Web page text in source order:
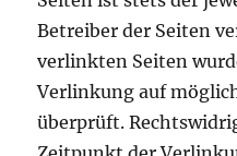
Betreiber der Seiten
verlinkten Seiten
Verlinkung auf
überprüft.